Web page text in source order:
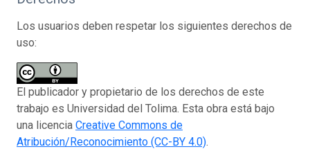
Los usuarios deben respetar los siguientes derechos de
uso:
El publicador y propietario de los derechos de este
trabajo es Universidad del Tolima. Esta obra está bajo
una licencia Creative Commons de
Atribución/Reconocimiento (CC-BY 4.0).